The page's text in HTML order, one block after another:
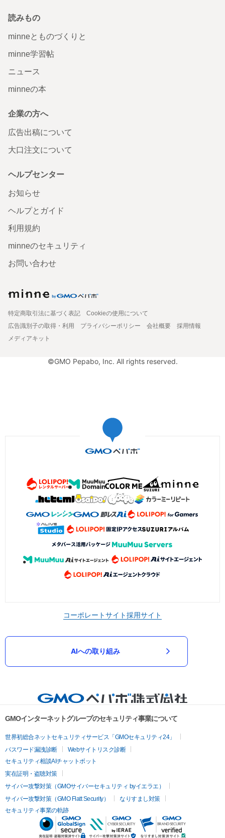
読みもの
minneとものづくりと
minne学習帖
ニュース
minneの本
企業の方へ
広告出稿について
大口注文について
ヘルプセンター
お知らせ
ヘルプとガイド
利用規約
minneのセキュリティ
お問い合わせ
特定商取引法に基づく表記
Cookieの使用について
広告識別子の取得・利用
プライバシーポリシー 会社概要
採用情報
メディアキット
©GMO Pepabo, Inc. All rights reserved.
コーポレートサイト採用サイト
AIへの取り組み
GMOインターネットグループのセキュリティ事業について
世界初総合ネットセキュリティサービス「GMOセキュリティ24」
パスワード漏洩診断
Webサイトリスク診断
セキュリティ相談AIチャットボット
実在証明・盗聴対策
サイバー攻撃対策（GMOサイバーセキュリティ byイエラエ）
サイバー攻撃対策（GMO Flatt Security）
なりすまし対策
セキュリティ事業の軌跡